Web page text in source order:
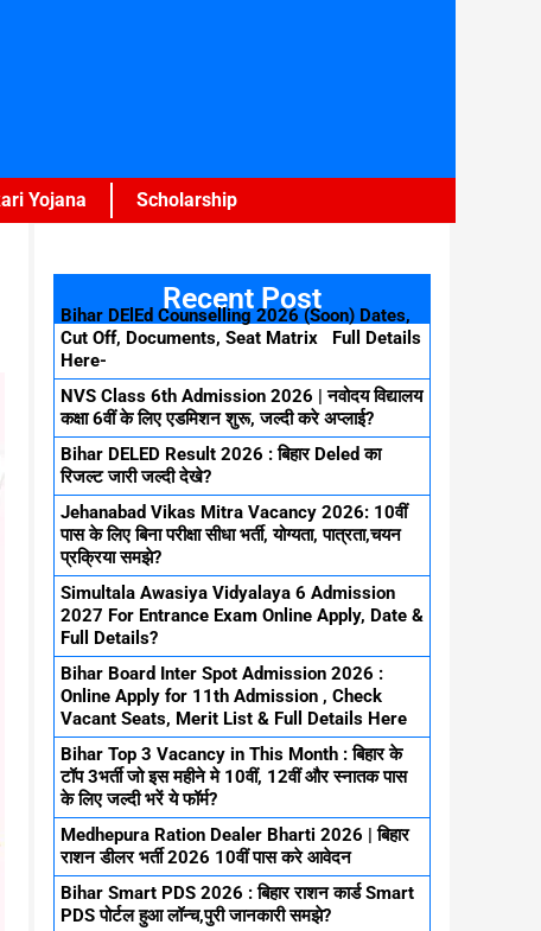
Yojana Scholarship
Recent Post
Bihar DElEd Counselling 2026 (Soon) Dates,
Cut Off, Documents, Seat Matrix Full Details
Here-
NVS Class 6th Admission 2026 | नवोदय विद्यालय
कक्षा 6वीं के लिए एडमिशन शुरू, जल्दी करे अप्लाई?
Bihar DELED Result 2026 : बिहार Deled का
रिजल्ट जारी जल्दी देखे?
Jehanabad Vikas Mitra Vacancy 2026: 10वीं
पास के लिए बिना परीक्षा सीधा भर्ती, योग्यता, पात्रता,चयन
प्रक्रिया समझे?
Simultala Awasiya Vidyalaya 6 Admission
2027 For Entrance Exam Online Apply, Date &
Full Details?
Bihar Board Inter Spot Admission 2026 :
Online Apply for 11th Admission , Check
Vacant Seats, Merit List & Full Details Here
Bihar Top 3 Vacancy in This Month : बिहार के
टॉप 3भर्ती जो इस महीने मे 10वीं, 12वीं और स्नातक पास
के लिए जल्दी भरें ये फॉर्म?
Medhepura Ration Dealer Bharti 2026 | बिहार
राशन डीलर भर्ती 2026 10वीं पास करे आवेदन
Bihar Smart PDS 2026 : बिहार राशन कार्ड Smart
PDS पोर्टल हुआ लॉन्च,पुरी जानकारी समझे?